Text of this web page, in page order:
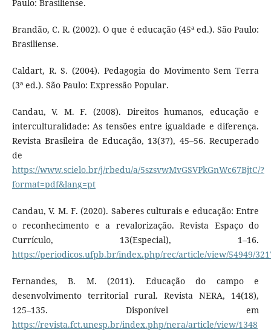
Paulo: Brasiliense.
Brandão, C. R. (2002). O que é educação (45ª ed.). São Paulo:
Brasiliense.
Caldart, R. S. (2004). Pedagogia do Movimento Sem Terra
(3ª ed.). São Paulo: Expressão Popular.
Candau, V. M. F. (2008). Direitos humanos, educação e
interculturalidade: As tensões entre igualdade e diferença.
Revista Brasileira de Educação, 13(37), 45–56. Recuperado
de
https://www.scielo.br/j/rbedu/a/5szsvwMvGSVPkGnWc67BjtC/?
format=pdf&lang=pt
Candau, V. M. F. (2020). Saberes culturais e educação: Entre
o reconhecimento e a revalorização. Revista Espaço do
Currículo, 13(Especial), 1–16.
https://periodicos.ufpb.br/index.php/rec/article/view/54949/
Fernandes, B. M. (2011). Educação do campo e
desenvolvimento territorial rural. Revista NERA, 14(18),
125–135. Disponível em
https://revista.fct.unesp.br/index.php/nera/article/view/1348